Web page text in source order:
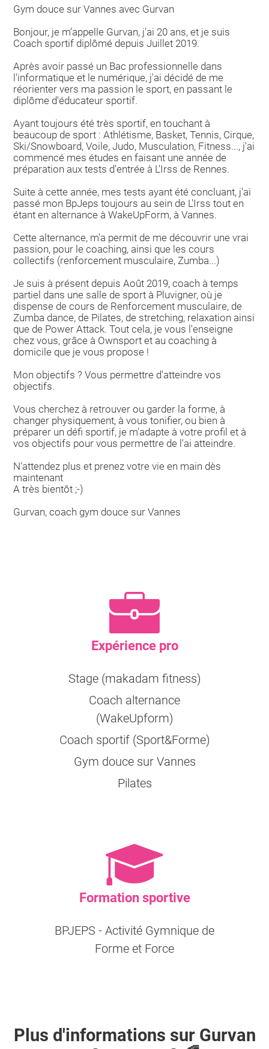
Gym douce sur Vannes avec Gurvan
Bonjour, je m’appelle Gurvan, j'ai 20 ans, et je suis
Coach sportif diplômé depuis Juillet 2019.
Après avoir passé un Bac professionnelle dans
l'informatique et le numérique, j'ai décidé de me
réorienter vers ma passion le sport, en passant le
diplôme d'éducateur sportif.
Ayant toujours été très sportif, en touchant à
beaucoup de sport : Athlétisme, Basket, Tennis, Cirque,
Ski/Snowboard, Voile, Judo, Musculation, Fitness..., j'ai
commencé mes études en faisant une année de
préparation aux tests d'entrée à L'Irss de Rennes.
Suite à cette année, mes tests ayant été concluant, j'ai
passé mon BpJeps toujours au sein de L'Irss tout en
étant en alternance à WakeUpForm, à Vannes.
Cette alternance, m'a permit de me découvrir une vrai
passion, pour le coaching, ainsi que les cours
collectifs (renforcement musculaire, Zumba...)
Je suis à présent depuis Août 2019, coach à temps
partiel dans une salle de sport à Pluvigner, où je
dispense de cours de Renforcement musculaire, de
Zumba dance, de Pilates, de stretching, relaxation ainsi
que de Power Attack. Tout cela, je vous l'enseigne
chez vous, grâce à Ownsport et au coaching à
domicile que je vous propose !
Mon objectifs ? Vous permettre d'atteindre vos
objectifs.
Vous cherchez à retrouver ou garder la forme, à
changer physiquement, à vous tonifier, ou bien à
préparer un défi sportif, je m'adapte à votre profil et à
vos objectifs pour vous permettre de l'ai atteindre.
N'attendez plus et prenez votre vie en main dès
maintenant
A très bientôt ;-)
Gurvan, coach gym douce sur Vannes
Expérience pro
Stage (makadam fitness)
Coach alternance
(WakeUpform)
Coach sportif (Sport&Forme)
Gym douce sur Vannes
Pilates
Formation sportive
BPJEPS - Activité Gymnique de
Forme et Force
Plus d'informations sur Gurvan